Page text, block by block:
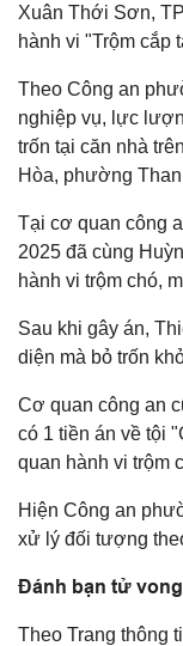
Xuân Thới Sơn,
hành vi "Trộm cắp
Theo Công an
nghiệp vụ, lực
trốn tại căn nhà
Hòa, phường
Tại cơ quan công
2025 đã cùng
hành vi trộm chó,
Sau khi gây án,
diện mà bỏ trốn
Cơ quan công an
có 1 tiền án về tội
quan hành vi trộm
Hiện Công an
xử lý đối tượng
Đánh bạn tử
Theo Trang thông